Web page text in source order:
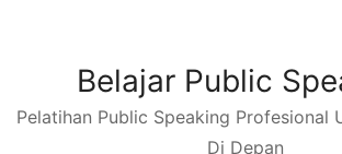
Belajar Public
Pelatihan Public Speaking Profesional
Di Depan